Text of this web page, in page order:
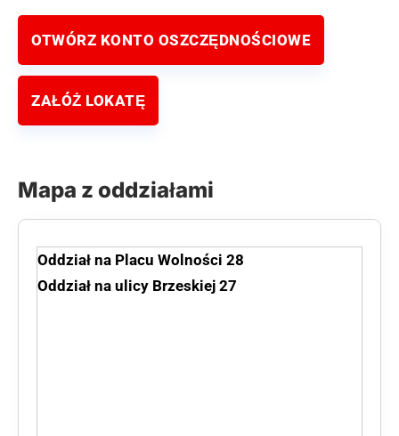
OTWÓRZ KONTO OSZCZĘDNOŚCIOWE
ZAŁÓŻ LOKATĘ
Mapa z oddziałami
Oddział na Placu Wolności 28
Oddział na ulicy Brzeskiej 27